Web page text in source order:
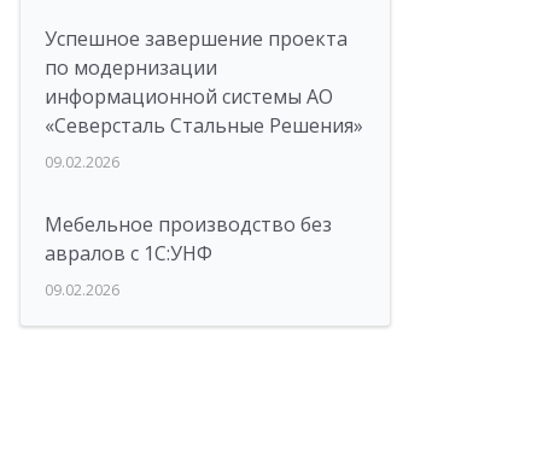
Успешное завершение проекта
по модернизации
информационной системы АО
«Северсталь Стальные Решения»
09.02.2026
Мебельное производство без
авралов с 1С:УНФ
09.02.2026